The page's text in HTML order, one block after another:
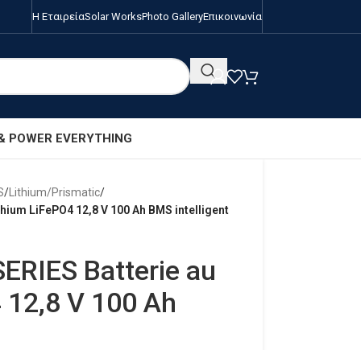
Η ΕταιρείαSolar WorksPhoto GalleryΕπικοινωνία
POWER EVERYTHING
/Lithium/Prismatic/
LiFePO4 12,8 V 100 Ah BMS intelligent
Batterie au
V 100 Ah